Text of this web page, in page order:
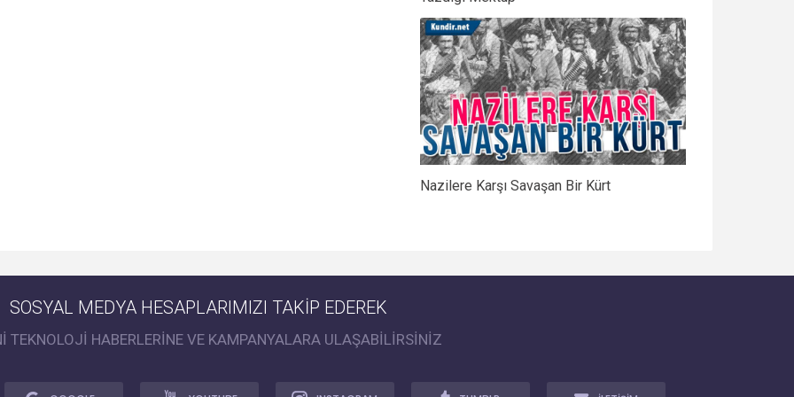
Nazilere Karşı Savaşan Bir Kürt
SOSYAL MEDYA HESAPLARIMIZI TAKİP EDEREK
TEKNOLOJİ HABERLERİNE VE KAMPANYALARA ULAŞABİLİRSİNİZ